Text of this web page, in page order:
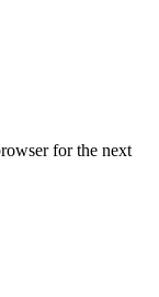
for the next